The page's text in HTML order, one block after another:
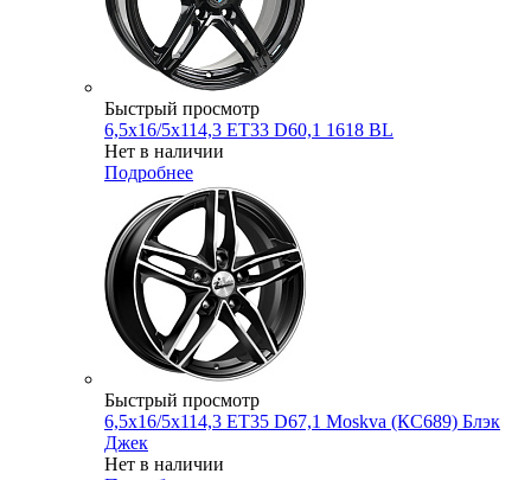
Быстрый просмотр
6,5x16/5x114,3 ET33 D60,1 1618 BL
Нет в наличии
Подробнее
Быстрый просмотр
6,5x16/5x114,3 ET35 D67,1 Moskva (КС689) Блэк
Джек
Нет в наличии